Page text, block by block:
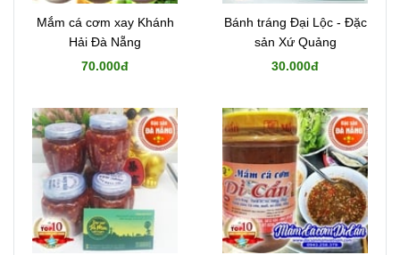
Mắm cá cơm xay Khánh
Hải Đà Nẵng
70.000đ
Bánh tráng Đại Lộc - Đặc
sản Xứ Quảng
30.000đ